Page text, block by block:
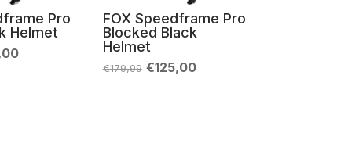
Pro
Helmet
Il
FOX Speedframe Pro
Blocked Black
Helmet
€179,99 Il
prezzo
€125,00Il